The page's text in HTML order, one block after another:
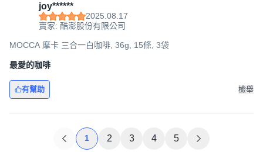
joy******
2025.08.17
賣家: 酷澎股份有限公司
MOCCA 摩卡 三合一白咖啡, 36g, 15條, 3袋
最愛的咖啡
有幫助 檢舉
1 2 3 4 5